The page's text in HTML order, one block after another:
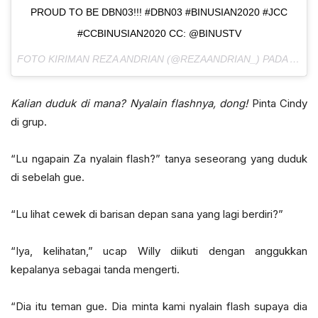
PROUD TO BE DBN03!!! #DBN03 #BINUSIAN2020 #JCC
#CCBINUSIAN2020 CC: @BINUSTV
FOTO KIRIMAN REZA ANDRIAN (@REZAANDRIAN_) PADA
AGU
Kalian duduk di mana? Nyalain flashnya, dong! Pinta Cindy
di grup.
“Lu ngapain Za nyalain flash?” tanya seseorang yang duduk
di sebelah gue.
“Lu lihat cewek di barisan depan sana yang lagi berdiri?”
“Iya, kelihatan,” ucap Willy diikuti dengan anggukkan
kepalanya sebagai tanda mengerti.
“Dia itu teman gue. Dia minta kami nyalain flash supaya dia